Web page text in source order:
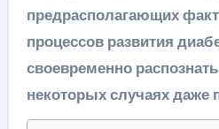
предрасполагающих
процессов развития
своевременно
некоторых случаях даже